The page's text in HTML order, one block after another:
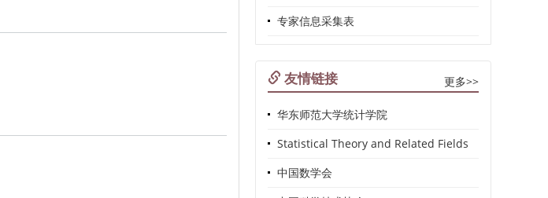
专家信息采集表
友情链接 更多>>
华东师范大学统计学院
Statistical Theory and Related Fields
中国数学会